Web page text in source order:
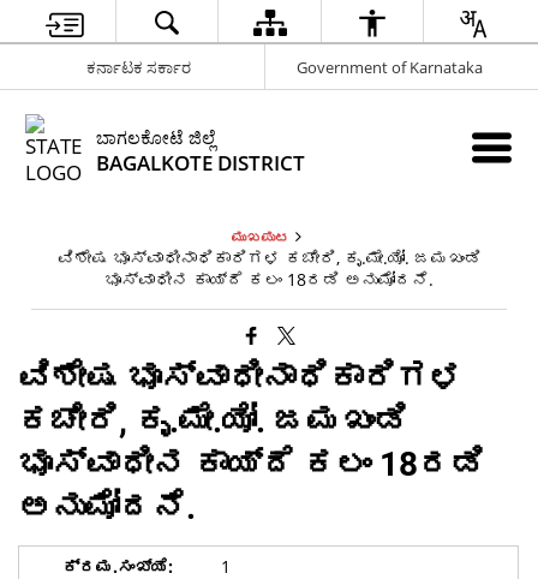
ಕರ್ನಾಟಕ ಸರ್ಕಾರ Government of Karnataka
ಬಾಗಲಕೋಟೆ ಜಿಲ್ಲೆ
BAGALKOTE DISTRICT
ಮುಖಪುಟ
ವಿಶೇಷ ಭೂಸ್ವಾಧೀನಾಧಿಕಾರಿಗಳ ಕಚೇರಿ, ಕೃ.ಮೇ.ಯೋ. ಜಮಖಂಡಿ
ಭೂಸ್ವಾಧೀನ ಕಾಯ್ದೆ ಕಲಂ 18ರಡಿ ಅನುಮೋದನೆ.
ವಿಶೇಷ ಭೂಸ್ವಾಧೀನಾಧಿಕಾರಿಗಳ
ಕಚೇರಿ, ಕೃ.ಮೇ.ಯೋ. ಜಮಖಂಡಿ
ಭೂಸ್ವಾಧೀನ ಕಾಯ್ದೆ ಕಲಂ 18ರಡಿ
ಅನುಮೋದನೆ.
1